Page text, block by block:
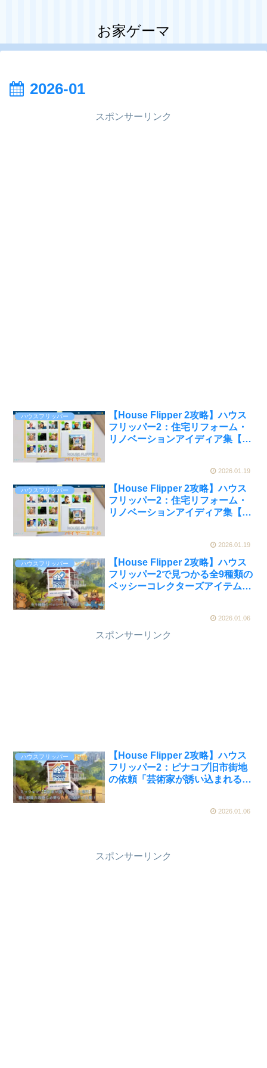
お家ゲーマ
2026-01
スポンサーリンク
ハウスフリッパー
【House Flipper 2攻略】ハウス
フリッパー2：住宅リフォーム・
リノベーションアイディア集【買
2026.01.19
ハウスフリッパー
【House Flipper 2攻略】ハウス
フリッパー2：住宅リフォーム・
リノベーションアイディア集【買
2026.01.19
ハウスフリッパー
【House Flipper 2攻略】ハウス
フリッパー2で見つかる全9種類の
ベッシーコレクターズアイテム発
2026.01.06
スポンサーリンク
ハウスフリッパー
【House Flipper 2攻略】ハウス
フリッパー2：ピナコブ旧市街地
の依頼「芸術家が誘い込まれる場
2026.01.06
スポンサーリンク